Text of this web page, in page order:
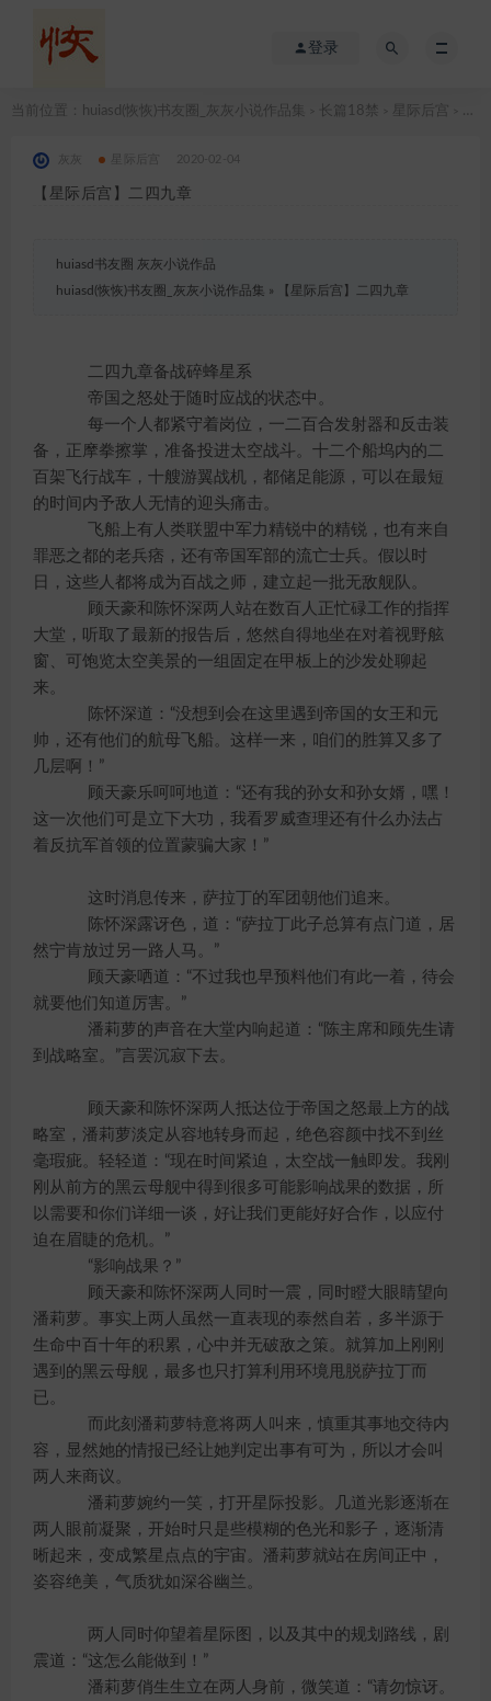
登录
当前位置： huiasd(恢恢)书友圈_灰灰小说作品集 长篇18禁 星际后宫
2020-02-04
【星际后宫】二四九章
huiasd书友圈 灰灰小说作品
huiasd(恢恢)书友圈_灰灰小说作品集 » 【星际后宫】二四九章
二四九章备战碎蜂星系
帝国之怒处于随时应战的状态中。
每一个人都紧守着岗位，一二百合发射器和反击装
备，正摩拳擦掌，准备投进太空战斗。十二个船坞内的二
百架飞行战车，十艘游翼战机，都储足能源，可以在最短
的时间内予敌人无情的迎头痛击。
飞船上有人类联盟中军力精锐中的精锐，也有来自
罪恶之都的老兵痞，还有帝国军部的流亡士兵。假以时
日，这些人都将成为百战之师，建立起一批无敌舰队。
顾天豪和陈怀深两人站在数百人正忙碌工作的指挥
大堂，听取了最新的报告后，悠然自得地坐在对着视野舷
窗、可饱览太空美景的一组固定在甲板上的沙发处聊起
来。
陈怀深道：“没想到会在这里遇到帝国的女王和元
帅，还有他们的航母飞船。这样一来，咱们的胜算又多了
几层啊！”
顾天豪乐呵呵地道：“还有我的孙女和孙女婿，嘿！
这一次他们可是立下大功，我看罗威查理还有什么办法占
着反抗军首领的位置蒙骗大家！”
这时消息传来，萨拉丁的军团朝他们追来。
陈怀深露讶色，道：“萨拉丁此子总算有点门道，居
然宁肯放过另一路人马。”
顾天豪哂道：“不过我也早预料他们有此一着，待会
就要他们知道厉害。”
潘莉萝的声音在大堂内响起道：“陈主席和顾先生请
到战略室。”言罢沉寂下去。
顾天豪和陈怀深两人抵达位于帝国之怒最上方的战
略室，潘莉萝淡定从容地转身而起，绝色容颜中找不到丝
毫瑕疵。轻轻道：“现在时间紧迫，太空战一触即发。我刚
刚从前方的黑云母舰中得到很多可能影响战果的数据，所
以需要和你们详细一谈，好让我们更能好好合作，以应付
迫在眉睫的危机。”
“影响战果？”
顾天豪和陈怀深两人同时一震，同时瞪大眼睛望向
潘莉萝。事实上两人虽然一直表现的泰然自若，多半源于
生命中百十年的积累，心中并无破敌之策。就算加上刚刚
遇到的黑云母舰，最多也只打算利用环境甩脱萨拉丁而
已。
而此刻潘莉萝特意将两人叫来，慎重其事地交待内
容，显然她的情报已经让她判定出事有可为，所以才会叫
两人来商议。
潘莉萝婉约一笑，打开星际投影。几道光影逐渐在
两人眼前凝聚，开始时只是些模糊的色光和影子，逐渐清
晰起来，变成繁星点点的宇宙。潘莉萝就站在房间正中，
姿容绝美，气质犹如深谷幽兰。
两人同时仰望着星际图，以及其中的规划路线，剧
震道：“这怎么能做到！”
潘莉萝俏生生立在两人身前，微笑道：“请勿惊讶。